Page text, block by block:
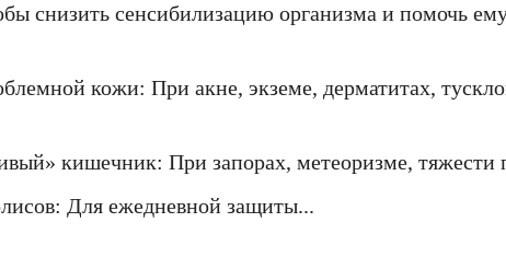
снизить сенсибилизацию организма и помочь
кожи: При акне, экземе, дерматитах,
кишечник: При запорах, метеоризме, тяжести
Для ежедневной защиты...